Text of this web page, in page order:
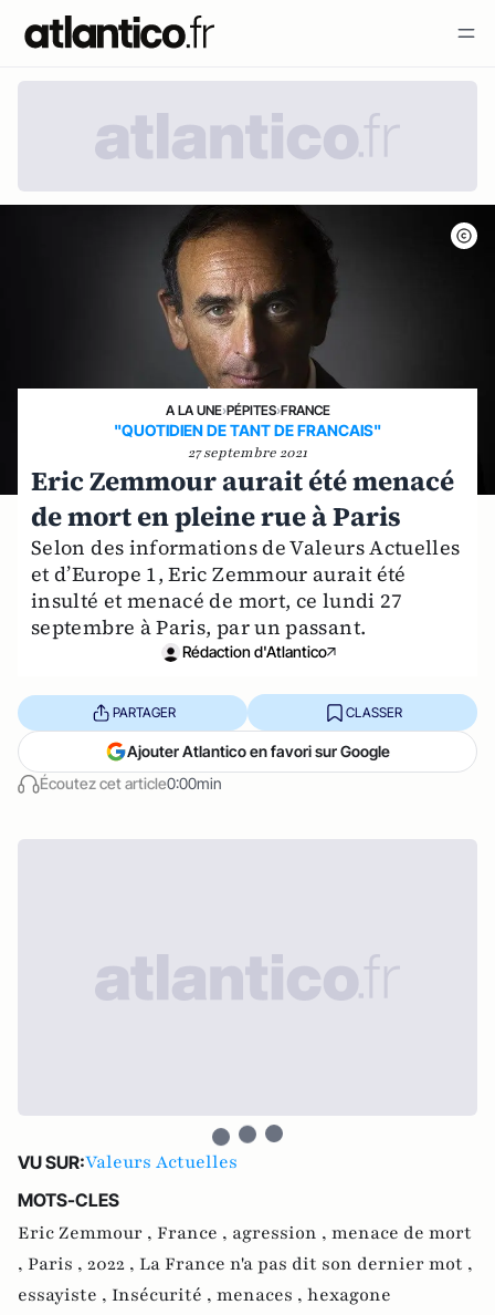
A LA UNE›PÉPITES›FRANCE
"QUOTIDIEN DE TANT DE FRANCAIS"
27 septembre 2021
Eric Zemmour aurait été menacé
de mort en pleine rue à Paris
Selon des informations de Valeurs Actuelles
et d’Europe 1, Eric Zemmour aurait été
insulté et menacé de mort, ce lundi 27
septembre à Paris, par un passant.
Rédaction d'Atlantico
Écoutez cet article0:00min
PARTAGER CLASSER
Ajouter Atlantico en favori sur Google
VU SUR:Valeurs Actuelles
MOTS-CLES
Eric Zemmour , France , agression , menace de mort
, Paris , 2022 , La France n'a pas dit son dernier mot ,
essayiste , Insécurité , menaces , hexagone